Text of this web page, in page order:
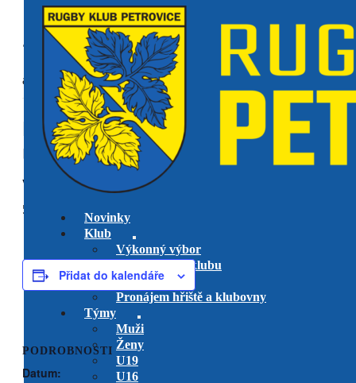
Novinky
Klub
Výkonný výbor
Management klubu
Hlavní trenéři
Pronájem hřiště a klubovny
Týmy
Muži
Ženy
U19
U16
« Všechny Akce
akce již proběhla.
RC Říčany vs. RK Petrovice
U14
venkovní utkání
5 října, 2025 @ 13:30
Přidat do kalendáře
PODROBNOSTI
Datum: